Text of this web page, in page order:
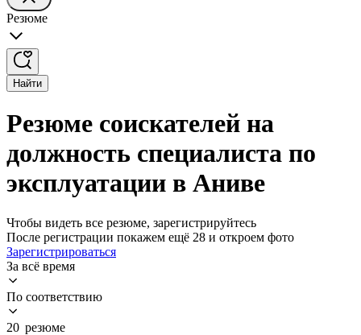
Резюме
Найти
Резюме соискателей на
должность специалиста по
эксплуатации в Аниве
Чтобы видеть все резюме, зарегистрируйтесь
После регистрации покажем ещё 28 и откроем фото
Зарегистрироваться
За всё время
По соответствию
20 резюме